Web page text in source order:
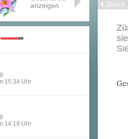
Zurück
anzeigen
15:34 Uhr
14:18 Uhr